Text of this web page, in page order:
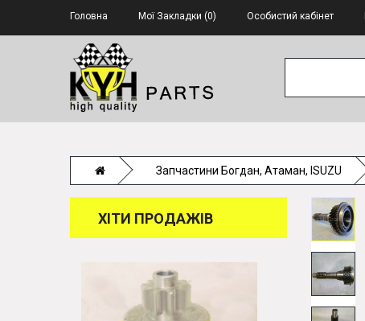
Головна Мої Закладки (0) Особистий кабінет
Запчастини Богдан, Атаман, ISUZU
ХІТИ ПРОДАЖІВ